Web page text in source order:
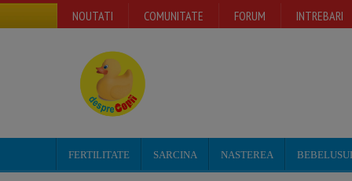
NOUTATI COMUNITATE FORUM INTREBARI
FERTILITATE SARCINA NASTEREA